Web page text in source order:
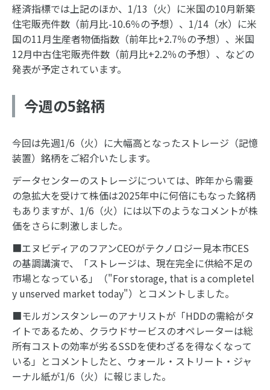
経済指標では上記のほか、1/13（火）に米国の10月新築
住宅販売件数（前月比-10.6％の予想）、1/14（水）に米
国の11月生産者物価指数（前年比+2.7％の予想）、米国
12月中古住宅販売件数（前月比+2.2％の予想）、などの
発表が予定されています。
今週の5銘柄
今回は先週1/6（火）に大幅高となったストレージ（記憶
装置）銘柄をご紹介いたします。
データセンターのストレージについては、昨年から需要
の急拡大を受けて株価は2025年中に何倍にもなった銘柄
もありますが、1/6（火）には以下のようなコメントが株
価をさらに刺激しました。
■エヌビディアのフアンCEOがテクノロジー見本市CES
の基調講演で、「ストレージは、現在完全に供給不足の
市場となっている」（"For storage, that is a completel
y unserved market today"）とコメントしました。
■モルガンスタンレーのアナリストが「HDDの需給がタ
イトであるため、クラウドサービスのオペレーターは総
所有コストの効率が劣るSSDを使わざるを得なくなって
いる」とコメントしたと、ウォール・ストリート・ジャ
ーナル紙が1/6（火）に報じました。